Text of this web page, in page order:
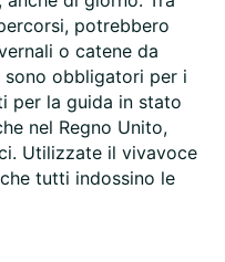
potrebbero
o catene da
sono obbligatori per i
per la guida in stato
nel Regno Unito,
Utilizzate il vivavoce
tutti indossino le